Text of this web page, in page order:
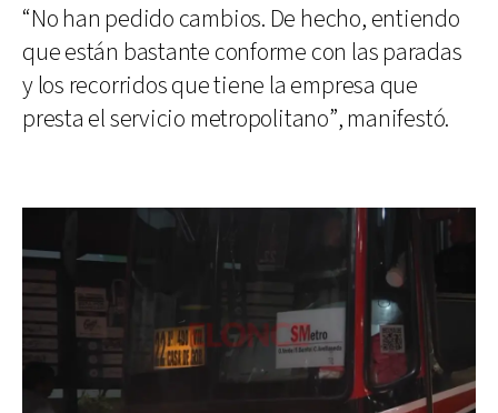
“No han pedido cambios. De hecho, entiendo
que están bastante conforme con las paradas
y los recorridos que tiene la empresa que
presta el servicio metropolitano”, manifestó.